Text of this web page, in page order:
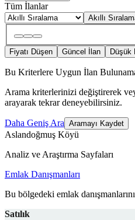
Tüm İlanlar
Akıllı
Fiyatı Düşen Güncel İlan Düşük
Bu Kriterlere Uygun İlan
Arama kriterlerinizi değiştirerek
arayarak tekrar deneyebilirsiniz.
Daha Geniş Ara Aramayı Kaydet
Aslandoğmuş Köyü
Analiz ve Araştırma Sayfaları
Emlak Danışmanları
Bu bölgedeki emlak
Satılık